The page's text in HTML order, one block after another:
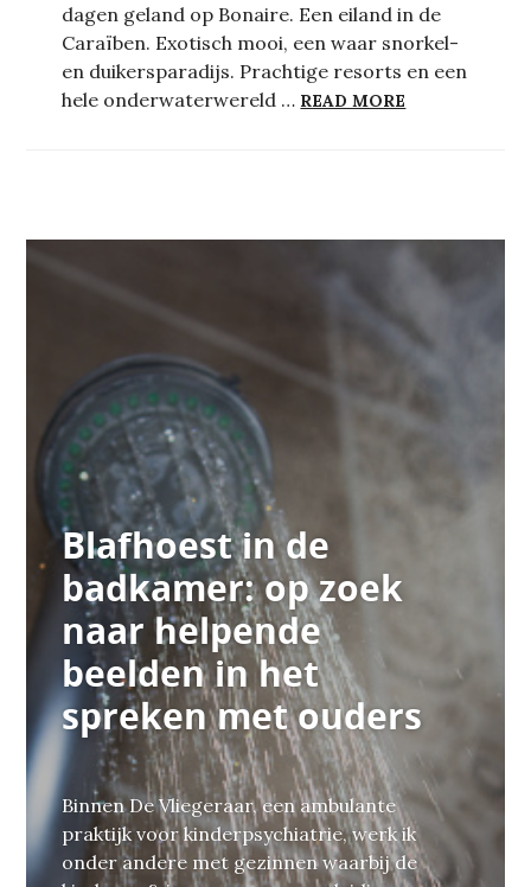
dagen geland op Bonaire. Een eiland in de
Caraïben. Exotisch mooi, een waar snorkel-
en duikersparadijs. Prachtige resorts en een
hele onderwaterwereld … READ MORE
Blafhoest in de
badkamer: op zoek
naar helpende
beelden in het
spreken met ouders
Binnen De Vliegeraar, een ambulante
praktijk voor kinderpsychiatrie, werk ik
onder andere met gezinnen waarbij de